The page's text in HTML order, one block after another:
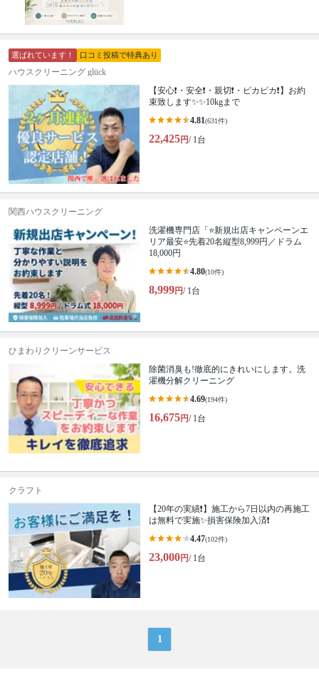
選ばれています！ 口コミ投稿で特典あり
ハウスクリーニング glück
【安心❗️・安全❗️・親切❗️・ピカピカ❗️】お約
束致します✨✨10kgまで
4.81(631件)
22,425円/ 1台
関西ハウスクリーニング
洗濯機専門店「⭐新規出店キャンペーンエ
リア最安⭐先着20名縦型8,999円／ドラム
18,000円
4.80(10件)
8,999円/ 1台
ひまわりクリーンサービス
除菌消臭も!徹底的にきれいにします。洗
濯機分解クリーニング
4.69(194件)
16,675円/ 1台
クラフト
【20年の実績❗️】施工から7日以内の再施工
は無料で実施✨損害保険加入済❗️
4.47(102件)
23,000円/ 1台
1